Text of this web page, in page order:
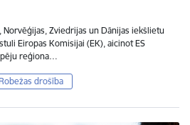
Norvēģijas, Zviedrijas un Dānijas iekšlietu
Eiropas Komisijai (EK), aicinot ES
reģiona…
drošība